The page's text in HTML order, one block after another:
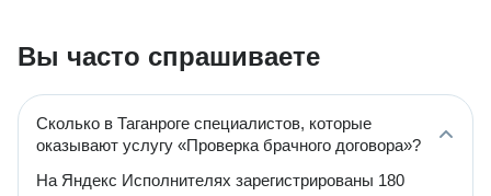
Вы часто спрашиваете
Сколько в Таганроге специалистов, которые
оказывают услугу «Проверка брачного договора»?
На Яндекс Исполнителях зарегистрированы 180